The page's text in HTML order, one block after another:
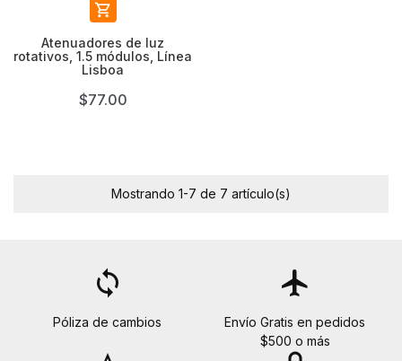

Atenuadores de luz
rotativos, 1.5 módulos, Línea
Lisboa
$77.00
Mostrando 1-7 de 7 artículo(s)
loop
Póliza de cambios
flight
Envío Gratis en pedidos
$500 o más